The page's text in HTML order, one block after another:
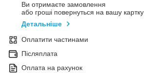
Ви отримаєте замовлення
або гроші повернуться на вашу картку
Детальніше
Оплатити частинами
Післяплата
Оплата на рахунок